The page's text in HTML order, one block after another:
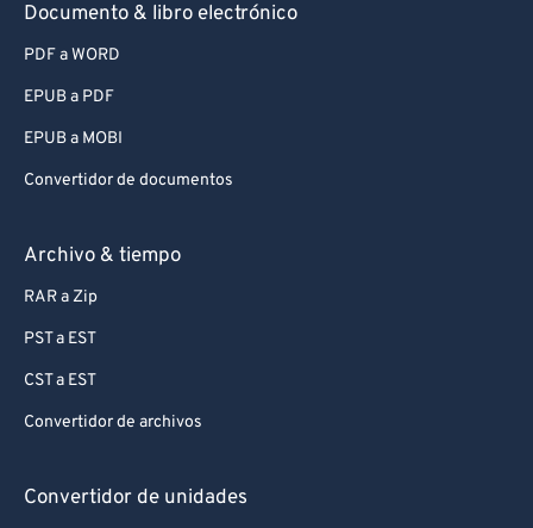
Documento & libro electrónico
PDF a WORD
EPUB a PDF
EPUB a MOBI
Convertidor de documentos
Archivo & tiempo
RAR a Zip
PST a EST
CST a EST
Convertidor de archivos
Convertidor de unidades